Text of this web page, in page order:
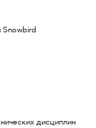
Snowbird
дисциплин